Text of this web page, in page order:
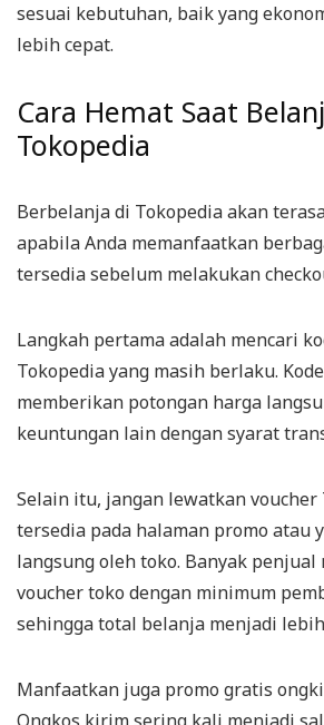
sesuai kebutuhan, baik yang
lebih cepat.
Cara Hemat Saat
Tokopedia
Berbelanja di Tokopedia akan
apabila Anda memanfaatkan
tersedia sebelum melakukan
Langkah pertama adalah mencari
Tokopedia yang masih berlaku.
memberikan potongan harga
keuntungan lain dengan syarat
Selain itu, jangan lewatkan voucher
tersedia pada halaman promo atau
langsung oleh toko. Banyak penjual
voucher toko dengan minimum
sehingga total belanja menjadi
Manfaatkan juga promo gratis